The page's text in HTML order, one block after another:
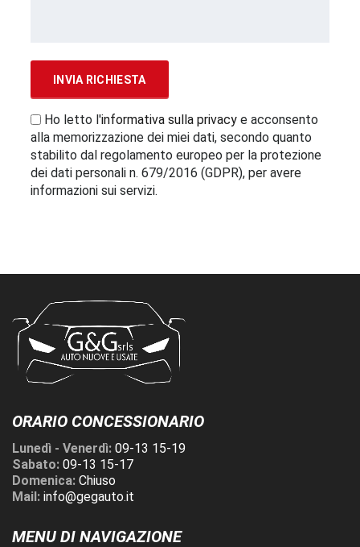
Ho letto l'informativa sulla privacy e acconsento
alla memorizzazione dei miei dati, secondo quanto
stabilito dal regolamento europeo per la protezione
dei dati personali n. 679/2016 (GDPR), per avere
informazioni sui servizi.
ORARIO CONCESSIONARIO
Lunedì - Venerdì: 09-13 15-19
Sabato: 09-13 15-17
Domenica: Chiuso
Mail: info@gegauto.it
MENU DI NAVIGAZIONE